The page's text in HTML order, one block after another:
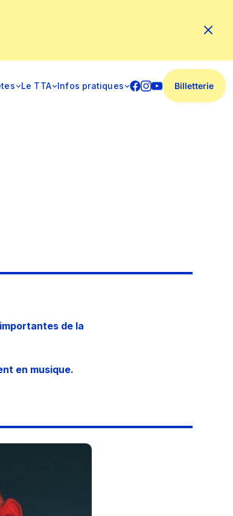
Le TTA Infos pratiques Billetterie
de la
en musique.